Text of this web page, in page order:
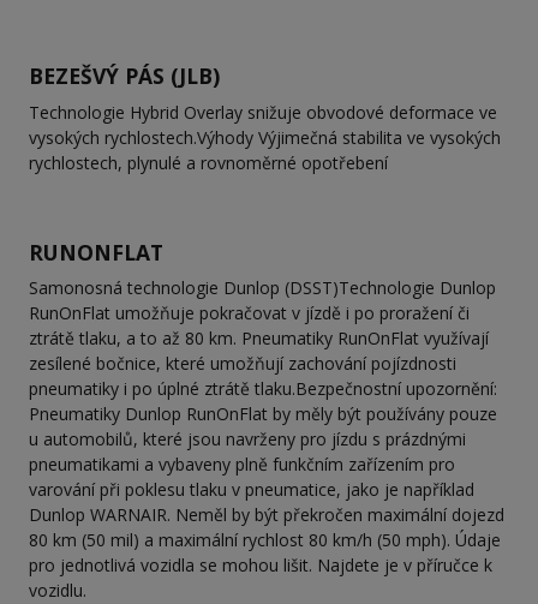
BEZEŠVÝ PÁS (JLB)
Technologie Hybrid Overlay snižuje obvodové deformace ve
vysokých rychlostech.Výhody Výjimečná stabilita ve vysokých
rychlostech, plynulé a rovnoměrné opotřebení
RUNONFLAT
Samonosná technologie Dunlop (DSST)Technologie Dunlop
RunOnFlat umožňuje pokračovat v jízdě i po proražení či
ztrátě tlaku, a to až 80 km. Pneumatiky RunOnFlat využívají
zesílené bočnice, které umožňují zachování pojízdnosti
pneumatiky i po úplné ztrátě tlaku.Bezpečnostní upozornění:
Pneumatiky Dunlop RunOnFlat by měly být používány pouze
u automobilů, které jsou navrženy pro jízdu s prázdnými
pneumatikami a vybaveny plně funkčním zařízením pro
varování při poklesu tlaku v pneumatice, jako je například
Dunlop WARNAIR. Neměl by být překročen maximální dojezd
80 km (50 mil) a maximální rychlost 80 km/h (50 mph). Údaje
pro jednotlivá vozidla se mohou lišit. Najdete je v příručce k
vozidlu.